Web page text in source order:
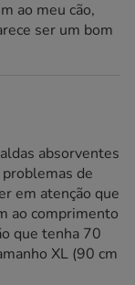
ao meu cão,
ser um bom
absorventes
de
em atenção que
ao comprimento
que tenha 70
XL (90 cm